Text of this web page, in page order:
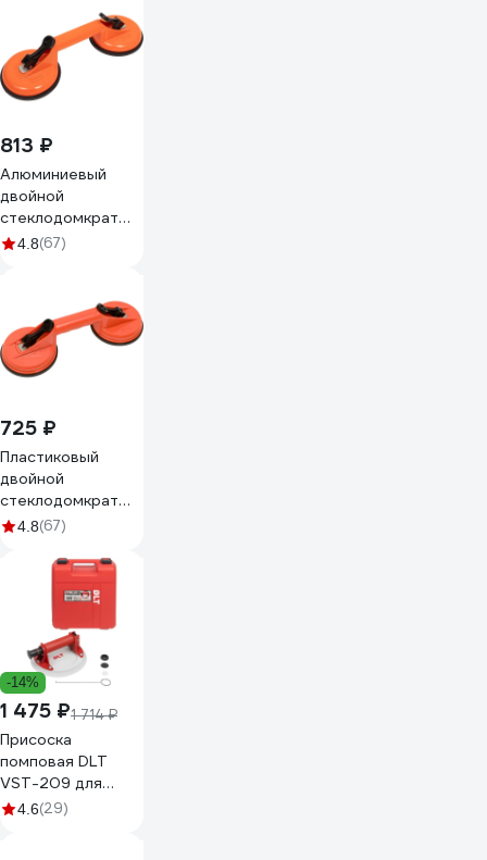
813 ₽
Алюминиевый
двойной
стеклодомкрат
100 кг Gigant grf-
4.8(67)
725 ₽
Пластиковый
двойной
стеклодомкрат
80 кг Gigant grf-
4.8(67)
-14%
1 475 ₽1 714 ₽
Присоска
помповая DLT
VST-209 для
гладкой и
4.6(29)